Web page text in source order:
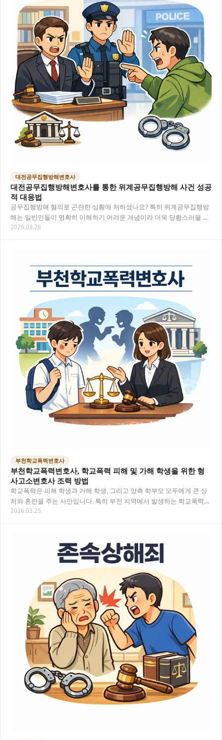
대전공무집행방해변호사
대전공무집행방해변호사를 통한 위계공무집행방해 사건 성공
적 대응법
공무집행방해 혐의로 곤란한 상황에 처하셨나요? 특히 위계공무집행방
해는 일반인들이 명확히 이해하기 어려운 개념이라 더욱 당황스러울 수
있어요. 이 글에서는 대전공무집행방해변호사의 도…
2026.03.26
부천학교폭력변호사
부천학교폭력변호사, 학교폭력 피해 및 가해 학생을 위한 형
사고소변호사 조력 방법
학교폭력은 피해 학생과 가해 학생, 그리고 양측 학부모 모두에게 큰 상
처와 혼란을 주는 사안입니다. 특히 부천 지역에서 발생하는 학교폭력
사건에서 어떻게 대응해야 할지, 법적 절차…
2026.03.25